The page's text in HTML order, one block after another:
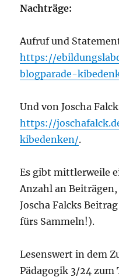
Nachträge:
Aufruf und
https://
blogparade-
Und von Joscha
https://
kibedenken/.
Es gibt mittlerweile
Anzahl an
Joscha Falcks
fürs Sammeln!).
Lesenswert in dem
Pädagogik 3/24 zum